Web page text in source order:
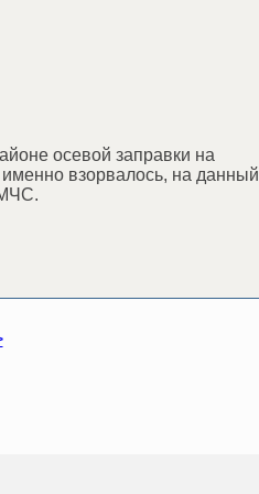
осевой заправки на
взорвалось, на данный